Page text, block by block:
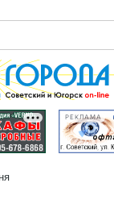
РЕКЛАМА